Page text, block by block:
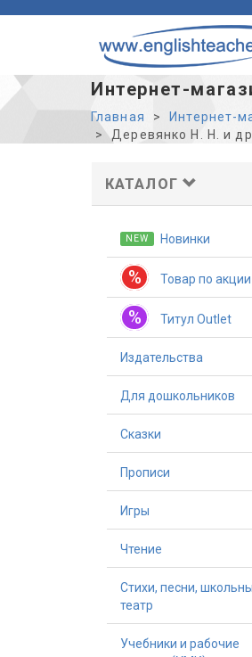
Интернет-
Главная
Интернет-
Деревянко Н. Н. и
КАТАЛОГ
NEW Новинки
% Товар по акции
% Титул Outlet
Издательства
Для дошкольников
Сказки
Прописи
Игры
Чтение
Стихи, песни,
театр
Учебники и рабочие